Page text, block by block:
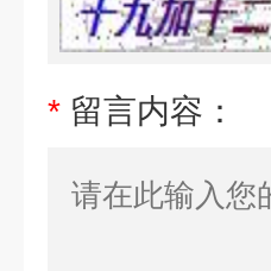
* 留言内容：